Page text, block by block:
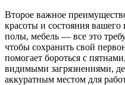
Второе важное
красоты и состояния вашего
полы, мебель — все это
чтобы сохранить свой
помогает бороться с
видимыми загрязнениями,
аккуратным местом для